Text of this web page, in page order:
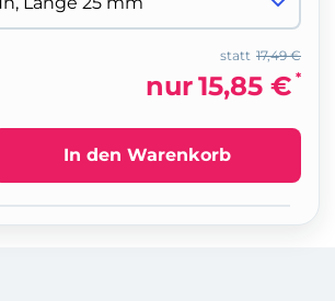
17,49 €
statt
nur15,85 € *
In den Warenkorb